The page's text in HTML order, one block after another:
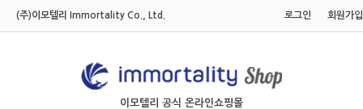
(주)이모텔리 Immortality Co., Ltd. 회원가입
로그인
이모텔리 공식 온라인쇼핑몰